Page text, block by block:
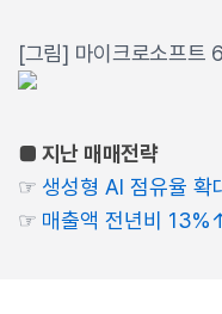
[그림] 마이크로소프트
■ 지난 매매전략
☞ 생성형 AI 점유율 확
☞ 매출액 전년비